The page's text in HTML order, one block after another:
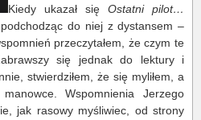
Kiedy ukazał się Ostatni pilot…
do niej z dystansem –
przeczytałem, że czym te
się jednak do lektury i
stwierdziłem, że się myliłem, a
Wspomnienia Jerzego
jak rasowy myśliwiec, od strony